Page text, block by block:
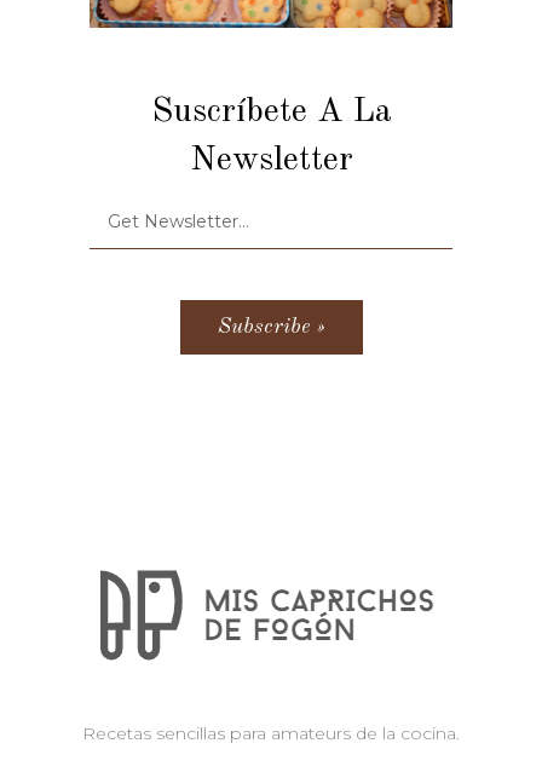
Suscríbete A La
Newsletter
Recetas sencillas para amateurs de la cocina.